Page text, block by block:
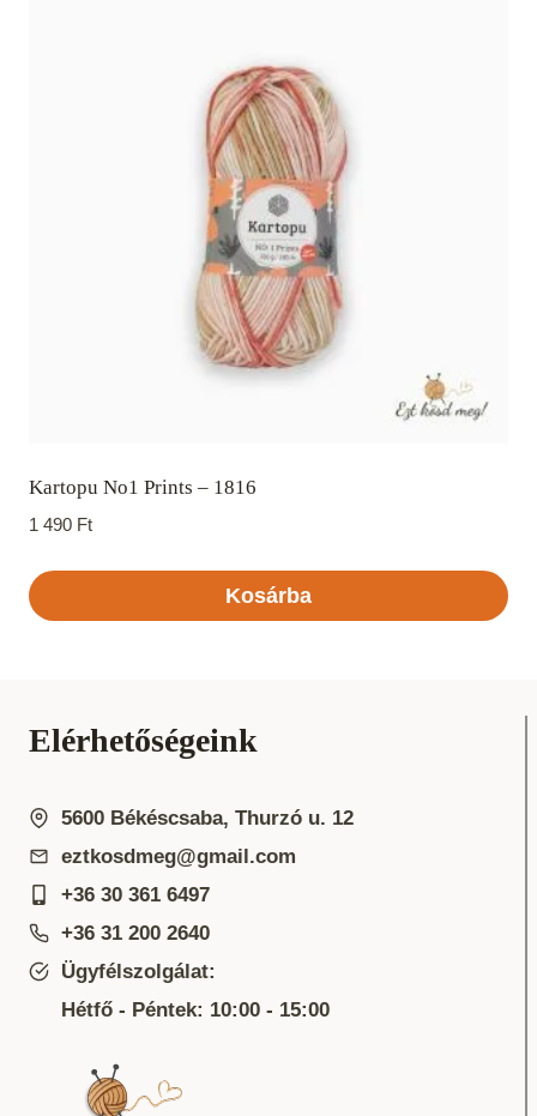
Kartopu No1 Prints – 1816
1 490 Ft
Kosárba
Elérhetőségeink
5600 Békéscsaba, Thurzó u. 12
eztkosdmeg@gmail.com
+36 30 361 6497
+36 31 200 2640
Ügyfélszolgálat:
Hétfő - Péntek: 10:00 - 15:00